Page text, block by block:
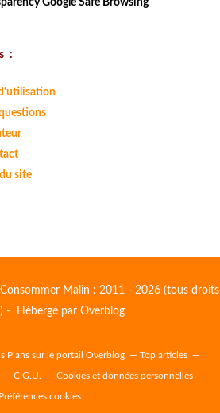
:
site
Malin : 2011 - 2026 (tous droits
- Hébergé par Overblog
Plans sur le portail Overblog Top articles
C.G.U. Cookies et données personnelles
Préférences cookies